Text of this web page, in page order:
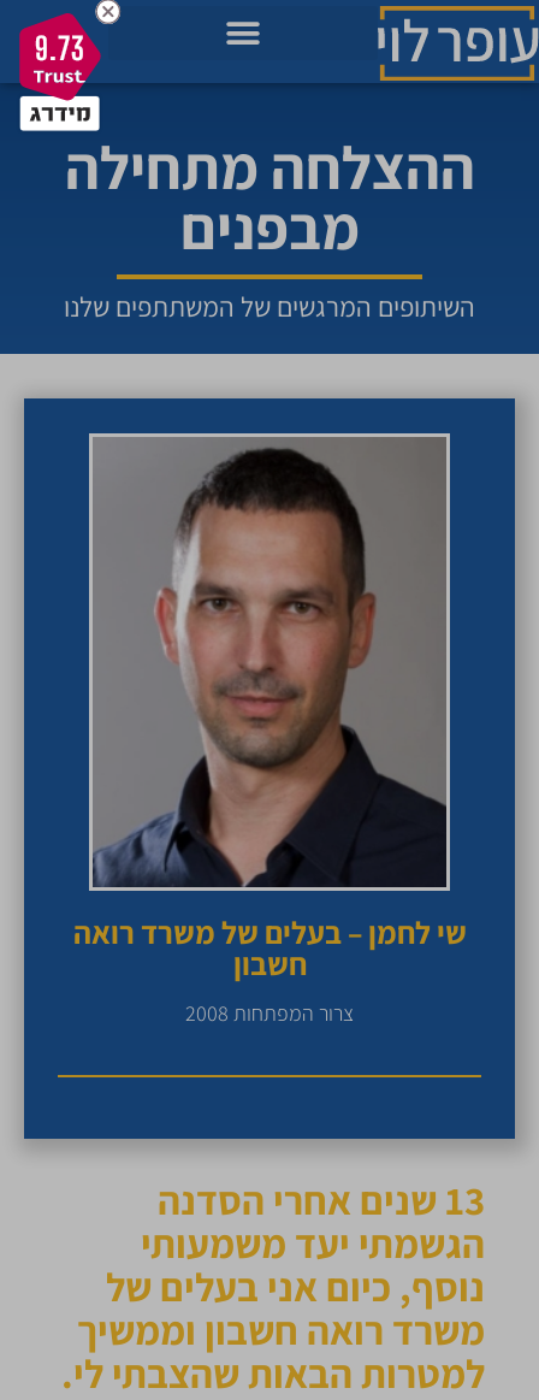
ההצלחה מתחילה
מבפנים
השיתופים המרגשים של המשתתפים שלנו
שי לחמן – בעלים של משרד רואה
חשבון
צרור המפתחות 2008
13 שנים אחרי הסדנה
הגשמתי יעד משמעותי
נוסף, כיום אני בעלים של
משרד רואה חשבון וממשיך
למטרות הבאות שהצבתי לי.
9.73